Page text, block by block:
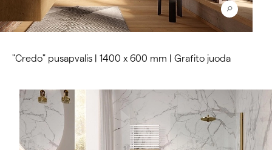
"Credo" pusapvalis | 1400 x 600 mm | Grafito juoda